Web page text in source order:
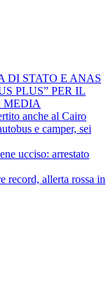
DI STATO E ANAS
PLUS” PER IL
MEDIA
anche al Cairo
e camper, sei
ucciso: arrestato
record, allerta rossa in